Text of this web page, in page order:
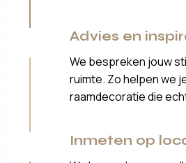
Advies en
We bespreken jouw
ruimte. Zo helpen we
raamdecoratie die
Inmeten op